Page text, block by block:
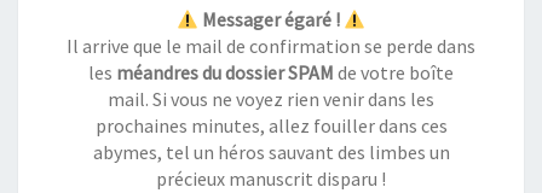
Messager égaré !
Il arrive que le mail de confirmation se perde dans
les méandres du dossier SPAM de votre boîte
mail. Si vous ne voyez rien venir dans les
prochaines minutes, allez fouiller dans ces
abymes, tel un héros sauvant des limbes un
précieux manuscrit disparu !